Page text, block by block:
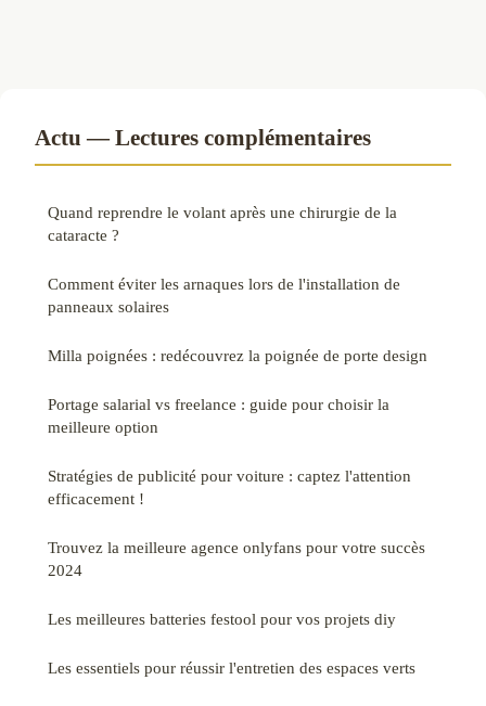
Actu — Lectures complémentaires
Quand reprendre le volant après une chirurgie de la
cataracte ?
Comment éviter les arnaques lors de l'installation de
panneaux solaires
Milla poignées : redécouvrez la poignée de porte design
Portage salarial vs freelance : guide pour choisir la
meilleure option
Stratégies de publicité pour voiture : captez l'attention
efficacement !
Trouvez la meilleure agence onlyfans pour votre succès
2024
Les meilleures batteries festool pour vos projets diy
Les essentiels pour réussir l'entretien des espaces verts